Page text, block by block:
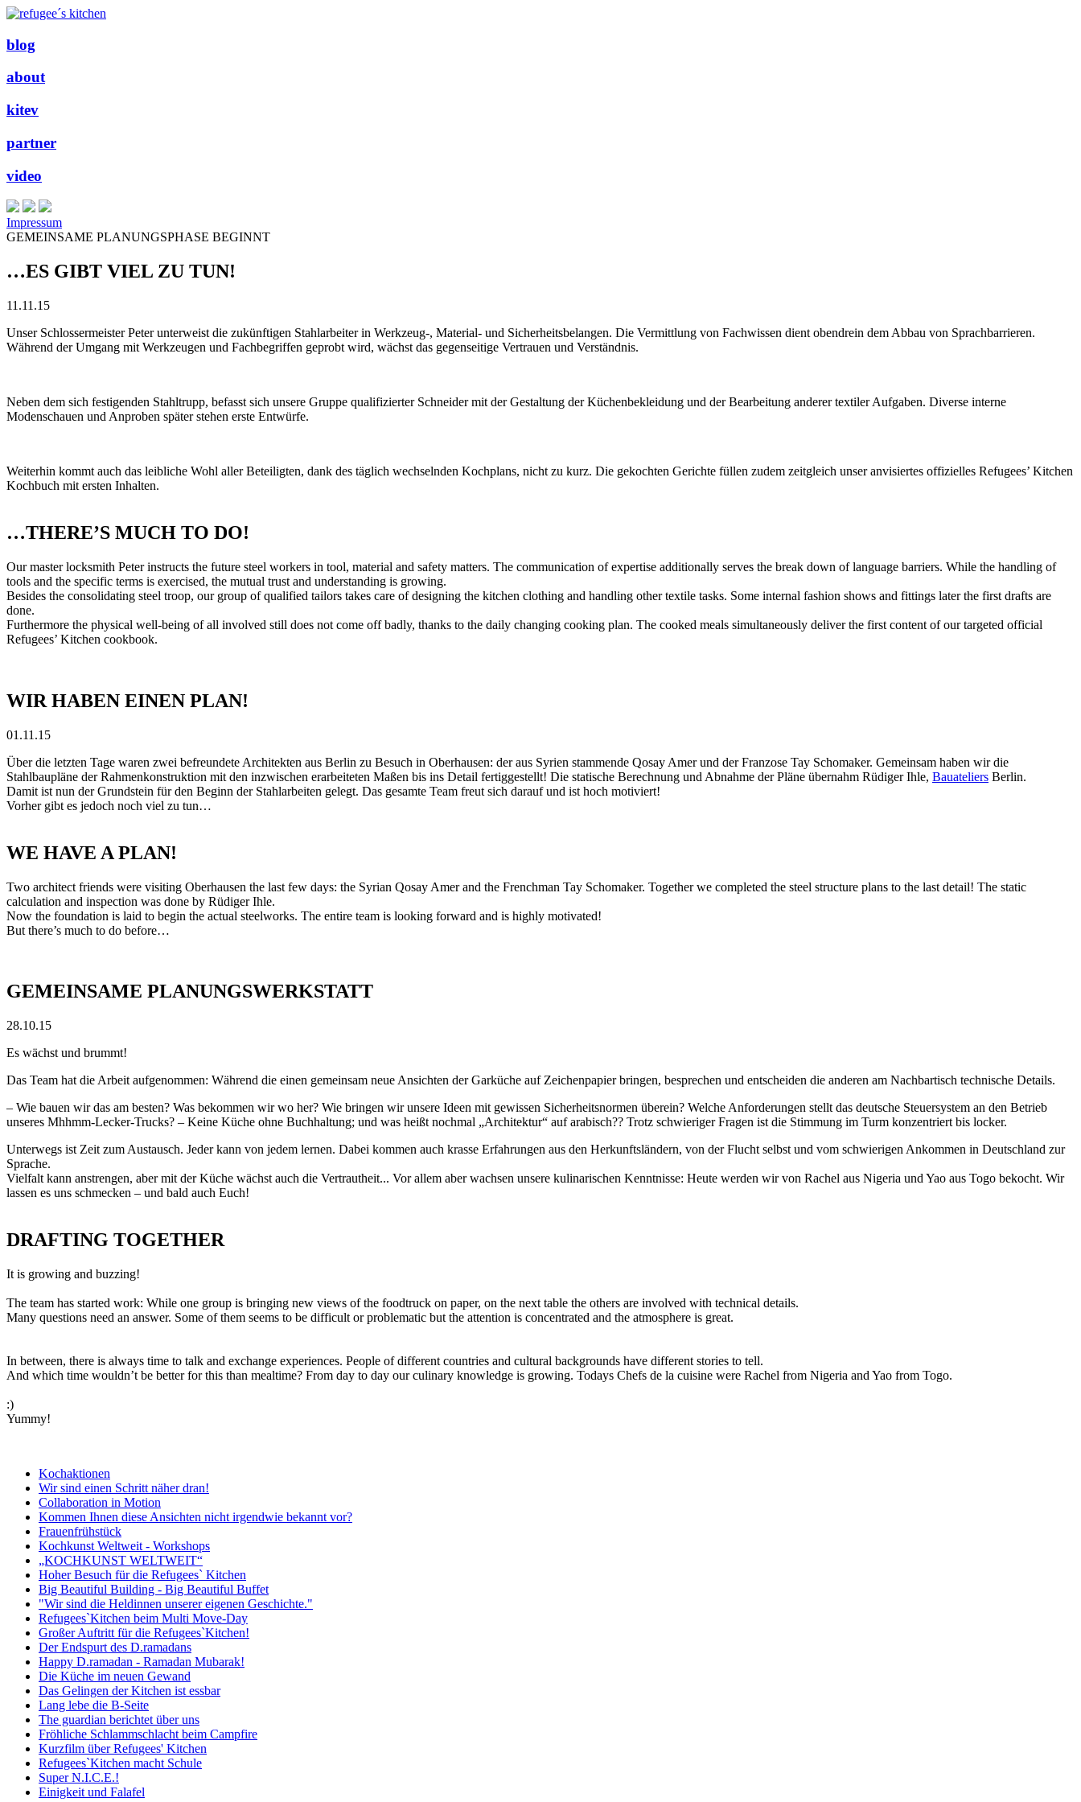
blog
about
kitev
partner
video
Impressum
GEMEINSAME PLANUNGSPHASE BEGINNT
…ES GIBT VIEL ZU TUN!
11.11.15
Unser Schlossermeister Peter unterweist die zukünftigen Stahlarbeiter in Werkzeug-, Material- und Sicherheitsbelangen. Die Vermittlung von Fachwissen dient obendrein dem Abbau von Sprachbarrieren.
Während der Umgang mit Werkzeugen und Fachbegriffen geprobt wird, wächst das gegenseitige Vertrauen und Verständnis.
Neben dem sich festigenden Stahltrupp, befasst sich unsere Gruppe qualifizierter Schneider mit der Gestaltung der Küchenbekleidung und der Bearbeitung anderer textiler Aufgaben. Diverse interne
Modenschauen und Anproben später stehen erste Entwürfe.
Weiterhin kommt auch das leibliche Wohl aller Beteiligten, dank des täglich wechselnden Kochplans, nicht zu kurz. Die gekochten Gerichte füllen zudem zeitgleich unser anvisiertes offizielles Refugees’ Kitchen
Kochbuch mit ersten Inhalten.
…THERE’S MUCH TO DO!
Our master locksmith Peter instructs the future steel workers in tool, material and safety matters. The communication of expertise additionally serves the break down of language barriers. While the handling of
tools and the specific terms is exercised, the mutual trust and understanding is growing.
Besides the consolidating steel troop, our group of qualified tailors takes care of designing the kitchen clothing and handling other textile tasks. Some internal fashion shows and fittings later the first drafts are
done.
Furthermore the physical well-being of all involved still does not come off badly, thanks to the daily changing cooking plan. The cooked meals simultaneously deliver the first content of our targeted official
Refugees’ Kitchen cookbook.
WIR HABEN EINEN PLAN!
01.11.15
Über die letzten Tage waren zwei befreundete Architekten aus Berlin zu Besuch in Oberhausen: der aus Syrien stammende Qosay Amer und der Franzose Tay Schomaker. Gemeinsam haben wir die
Stahlbaupläne der Rahmenkonstruktion mit den inzwischen erarbeiteten Maßen bis ins Detail fertiggestellt! Die statische Berechnung und Abnahme der Pläne übernahm Rüdiger Ihle, Bauateliers Berlin.
Damit ist nun der Grundstein für den Beginn der Stahlarbeiten gelegt. Das gesamte Team freut sich darauf und ist hoch motiviert!
Vorher gibt es jedoch noch viel zu tun…
WE HAVE A PLAN!
Two architect friends were visiting Oberhausen the last few days: the Syrian Qosay Amer and the Frenchman Tay Schomaker. Together we completed the steel structure plans to the last detail! The static
calculation and inspection was done by Rüdiger Ihle.
Now the foundation is laid to begin the actual steelworks. The entire team is looking forward and is highly motivated!
But there’s much to do before…
GEMEINSAME PLANUNGSWERKSTATT
28.10.15
Es wächst und brummt!
Das Team hat die Arbeit aufgenommen: Während die einen gemeinsam neue Ansichten der Garküche auf Zeichenpapier bringen, besprechen und entscheiden die anderen am Nachbartisch technische Details.
– Wie bauen wir das am besten? Was bekommen wir wo her? Wie bringen wir unsere Ideen mit gewissen Sicherheitsnormen überein? Welche Anforderungen stellt das deutsche Steuersystem an den Betrieb
unseres Mhhmm-Lecker-Trucks? – Keine Küche ohne Buchhaltung; und was heißt nochmal „Architektur“ auf arabisch?? Trotz schwieriger Fragen ist die Stimmung im Turm konzentriert bis locker.
Unterwegs ist Zeit zum Austausch. Jeder kann von jedem lernen. Dabei kommen auch krasse Erfahrungen aus den Herkunftsländern, von der Flucht selbst und vom schwierigen Ankommen in Deutschland zur
Sprache.
Vielfalt kann anstrengen, aber mit der Küche wächst auch die Vertrautheit... Vor allem aber wachsen unsere kulinarischen Kenntnisse: Heute werden wir von Rachel aus Nigeria und Yao aus Togo bekocht. Wir
lassen es uns schmecken – und bald auch Euch!
DRAFTING TOGETHER
It is growing and buzzing!
The team has started work: While one group is bringing new views of the foodtruck on paper, on the next table the others are involved with technical details.
Many questions need an answer. Some of them seems to be difficult or problematic but the attention is concentrated and the atmosphere is great.
In between, there is always time to talk and exchange experiences. People of different countries and cultural backgrounds have different stories to tell.
And which time wouldn’t be better for this than mealtime? From day to day our culinary knowledge is growing. Todays Chefs de la cuisine were Rachel from Nigeria and Yao from Togo.
:)
Yummy!
Kochaktionen
Wir sind einen Schritt näher dran!
Collaboration in Motion
Kommen Ihnen diese Ansichten nicht irgendwie bekannt vor?
Frauenfrühstück
Kochkunst Weltweit - Workshops
„KOCHKUNST WELTWEIT“
Hoher Besuch für die Refugees` Kitchen
Big Beautiful Building - Big Beautiful Buffet
"Wir sind die Heldinnen unserer eigenen Geschichte."
Refugees`Kitchen beim Multi Move-Day
Großer Auftritt für die Refugees`Kitchen!
Der Endspurt des D.ramadans
Happy D.ramadan - Ramadan Mubarak!
Die Küche im neuen Gewand
Das Gelingen der Kitchen ist essbar
Lang lebe die B-Seite
The guardian berichtet über uns
Fröhliche Schlammschlacht beim Campfire
Kurzfilm über Refugees' Kitchen
Refugees`Kitchen macht Schule
Super N.I.C.E.!
Einigkeit und Falafel